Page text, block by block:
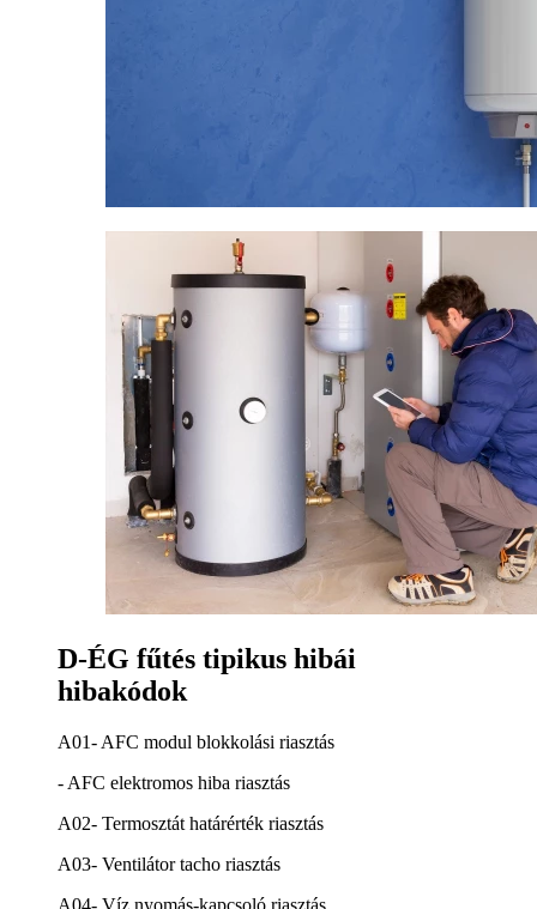
D-ÉG fűtés tipikus hibái
hibakódok
A01- AFC modul blokkolási riasztás
- AFC elektromos hiba riasztás
A02- Termosztát határérték riasztás
A03- Ventilátor tacho riasztás